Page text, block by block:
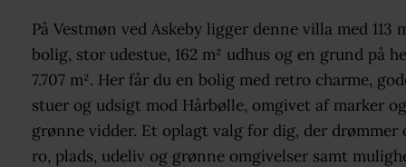
På Vestmøn ved Askeby ligger denne villa med 113
bolig, stor udestue, 162 m² udhus og en grund på
7.707 m². Her får du en bolig med retro charme,
stuer og udsigt mod Hårbølle, omgivet af marker og
grønne vidder. Et oplagt valg for dig, der drømmer
ro, plads, udeliv og grønne omgivelser samt